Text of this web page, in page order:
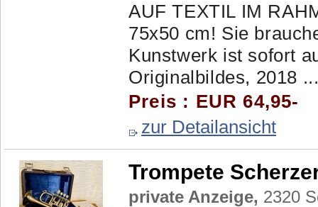
AUF TEXTIL IM
75x50 cm! Sie
Kunstwerk ist sofort
Originalbildes, 2018
Preis : EUR 64,95-
zur Detailansicht
Trompete
private Anzeige, 2320